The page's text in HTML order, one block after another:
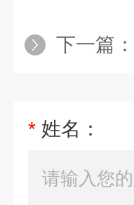
下一篇：
* 姓名：